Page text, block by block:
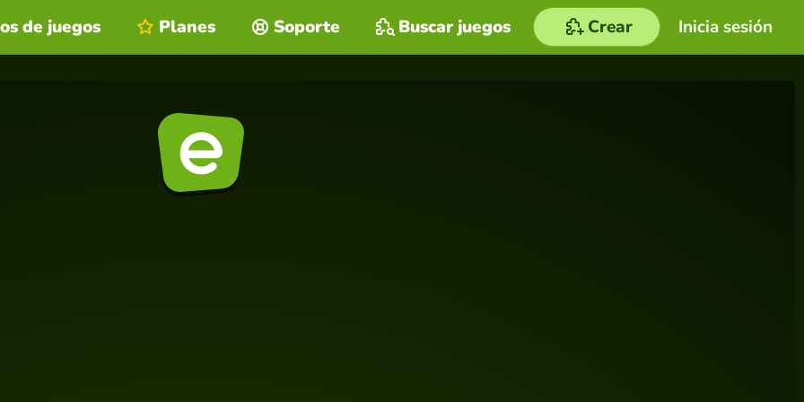
Inicia sesión
de juegos Planes Soporte Buscar juegos Crear